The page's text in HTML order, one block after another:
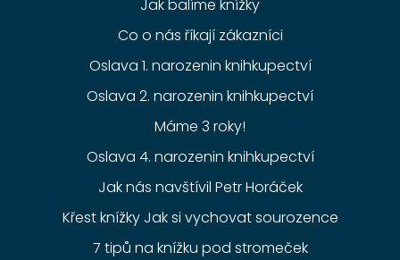
Jak balíme knížky
Co o nás říkají zákazníci
Oslava 1. narozenin knihkupectví
Oslava 2. narozenin knihkupectví
Máme 3 roky!
Oslava 4. narozenin knihkupectví
Jak nás navštívil Petr Horáček
Křest knížky Jak si vychovat sourozence
7 tipů na knížku pod stromeček